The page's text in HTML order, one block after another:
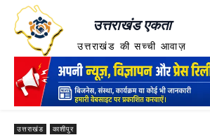
उत्तराखंड एकता
उत्तराखंड की सच्ची आवाज़
उत्तराखंड काशीपुर